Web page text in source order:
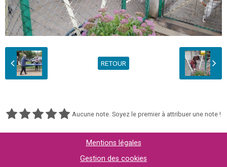
Contact
RETOUR
Aucune note. Soyez le premier à attribuer une note !
Mentions légales
Gestion des cookies